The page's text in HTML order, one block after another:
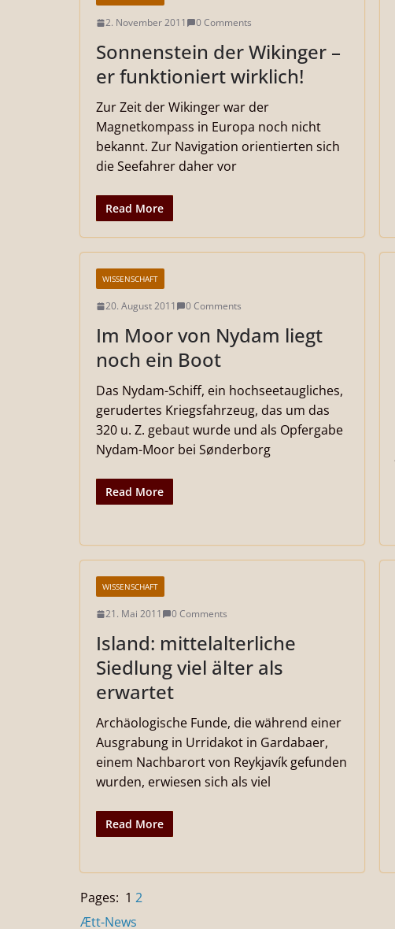
2. November 2011 0 Comments
Sonnenstein der Wikinger –
er funktioniert wirklich!
Zur Zeit der Wikinger war der
Magnetkompass in Europa noch nicht
bekannt. Zur Navigation orientierten sich
die Seefahrer daher vor
Read More
WISSENSCHAFT
20. August 2011 0 Comments
Im Moor von Nydam liegt
noch ein Boot
Das Nydam-Schiff, ein hochseetaugliches,
gerudertes Kriegsfahrzeug, das um das
320 u. Z. gebaut wurde und als Opfergabe
Nydam-Moor bei Sønderborg
Read More
WISSENSCHAFT
21. Mai 2011 0 Comments
Island: mittelalterliche
Siedlung viel älter als
erwartet
Archäologische Funde, die während einer
Ausgrabung in Urridakot in Gardabaer,
einem Nachbarort von Reykjavík gefunden
wurden, erwiesen sich als viel
Read More
Pages: 1 2
Ætt-News